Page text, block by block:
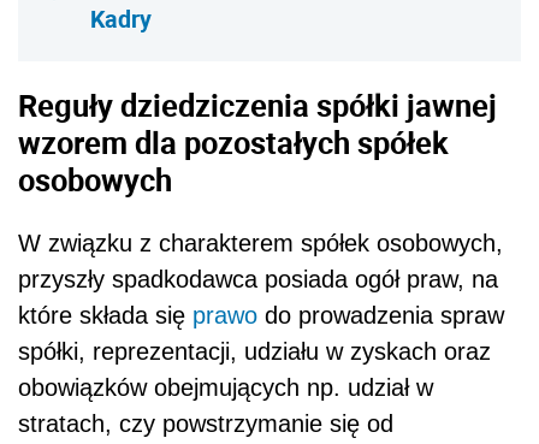
Kadry
Reguły dziedziczenia spółki jawnej
wzorem dla pozostałych spółek
osobowych
W związku z charakterem spółek osobowych,
przyszły spadkodawca posiada ogół praw, na
które składa się prawo do prowadzenia spraw
spółki, reprezentacji, udziału w zyskach oraz
obowiązków obejmujących np. udział w
stratach, czy powstrzymanie się od